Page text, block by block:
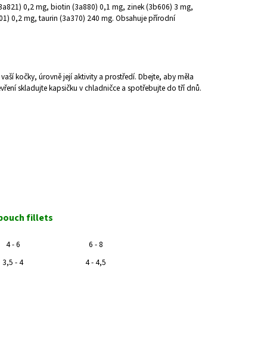
0,2 mg, biotin (3a880) 0,1 mg, zinek (3b606) 3 mg,
0,2 mg, taurin (3a370) 240 mg. Obsahuje přírodní
kočky, úrovně její aktivity a prostředí. Dbejte, aby měla
skladujte kapsičku v chladničce a spotřebujte do tří dnů.
fillets
4 - 6
6 - 8
3,5 - 4 4 - 4,5